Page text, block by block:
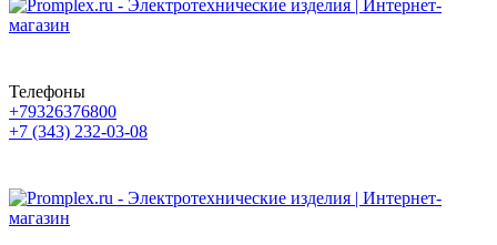
Телефоны
+79326376800
+7 (343) 232-03-08